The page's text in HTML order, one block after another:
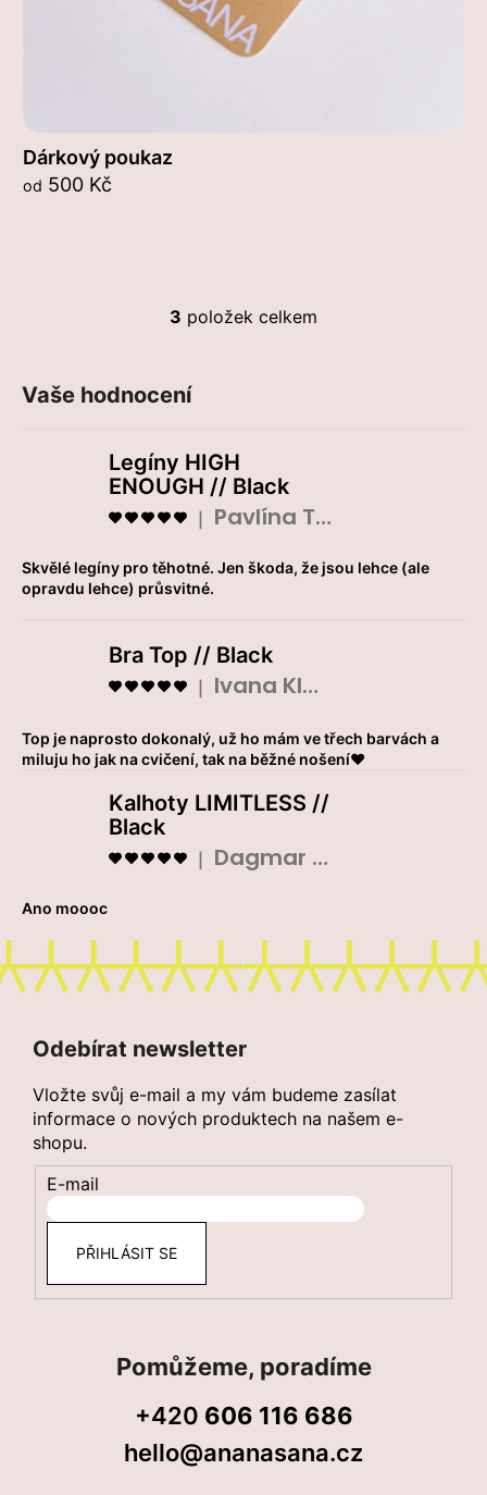
Dárkový poukaz
od 500 Kč
O
í
p
v
ý
p
s
u
3 položek celkem
Vaše hodnocení
Legíny HIGH
ENOUGH // Black
Hodnocení produktu je 5 z 5 hvězdiček.
Pavlína Tláskalová
Skvělé legíny pro těhotné. Jen škoda, že jsou lehce (ale
opravdu lehce) průsvitné.
Bra Top // Black
Hodnocení produktu je 5 z 5 hvězdiček.
Ivana Klouparová
Top je naprosto dokonalý, už ho mám ve třech barvách a
miluju ho jak na cvičení, tak na běžné nošení❤️
Kalhoty LIMITLESS //
Black
Hodnocení produktu je 5 z 5 hvězdiček.
Dagmar Prokopová
Ano moooc
á
p
a
t
í
Pomůžeme, poradíme
+420 606 116 686
hello@ananasana.cz
Odebírat newsletter
Vložte svůj e-mail a my vám budeme zasílat
informace o nových produktech na našem e-
shopu.
E-mail
PŘIHLÁSIT SE